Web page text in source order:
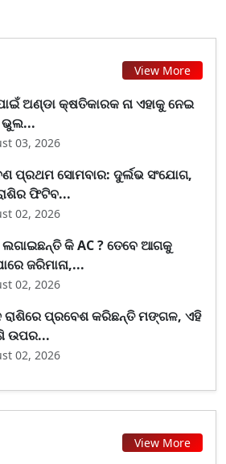
View More
ପାଇଁ ଅଣ୍ଡା କ୍ଷତିକାରକ ନା ଏହାକୁ ନେଇ
ଭୁଲ...
03, 2026
ପ୍ରଥମ ସୋମବାର: ଦୁର୍ଲଭ ସଂଯୋଗ,
ଫିଟିବ...
02, 2026
କି AC ? ତେବେ ଆଗକୁ
ଜରିମାନା,...
02, 2026
ପ୍ରବେଶ କରିଛନ୍ତି ମଙ୍ଗଳ, ଏହି
ଉପର...
02, 2026
View More